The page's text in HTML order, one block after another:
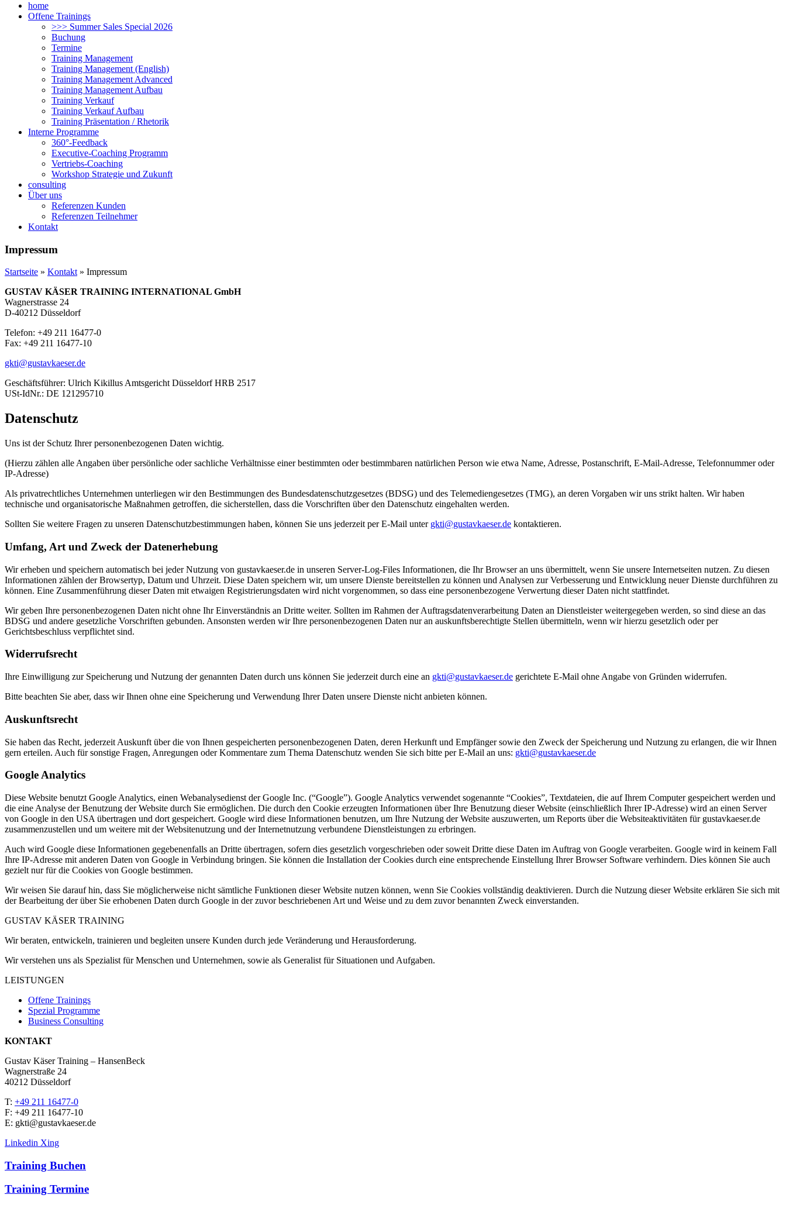
home
Offene Trainings
>>> Summer Sales Special 2026
Buchung
Termine
Training Management
Training Management (English)
Training Management Advanced
Training Management Aufbau
Training Verkauf
Training Verkauf Aufbau
Training Präsentation / Rhetorik
Interne Programme
360°-Feedback
Executive-Coaching Programm
Vertriebs-Coaching
Workshop Strategie und Zukunft
consulting
Über uns
Referenzen Kunden
Referenzen Teilnehmer
Kontakt
Impressum
Startseite » Kontakt» Impressum
GUSTAV KÄSER TRAINING INTERNATIONAL GmbH
Wagnerstrasse 24
D-40212 Düsseldorf
Telefon: +49 211 16477-0
Fax: +49 211 16477-10
gkti@gustavkaeser.de
Geschäftsführer: Ulrich Kikillus Amtsgericht Düsseldorf HRB 2517
USt-IdNr.: DE 121295710
Datenschutz
Uns ist der Schutz Ihrer personenbezogenen Daten wichtig.
(Hierzu zählen alle Angaben über persönliche oder sachliche Verhältnisse einer bestimmten oder bestimmbaren natürlichen Person wie etwa Name, Adresse, Postanschrift, E-Mail-Adresse, Telefonnummer oder
IP-Adresse)
Als privatrechtliches Unternehmen unterliegen wir den Bestimmungen des Bundesdatenschutzgesetzes (BDSG) und des Telemediengesetzes (TMG), an deren Vorgaben wir uns strikt halten. Wir haben
technische und organisatorische Maßnahmen getroffen, die sicherstellen, dass die Vorschriften über den Datenschutz eingehalten werden.
Sollten Sie weitere Fragen zu unseren Datenschutzbestimmungen haben, können Sie uns jederzeit per E-Mail unter gkti@gustavkaeser.de kontaktieren.
Umfang, Art und Zweck der Datenerhebung
Wir erheben und speichern automatisch bei jeder Nutzung von gustavkaeser.de in unseren Server-Log-Files Informationen, die Ihr Browser an uns übermittelt, wenn Sie unsere Internetseiten nutzen. Zu diesen
Informationen zählen der Browsertyp, Datum und Uhrzeit. Diese Daten speichern wir, um unsere Dienste bereitstellen zu können und Analysen zur Verbesserung und Entwicklung neuer Dienste durchführen zu
können. Eine Zusammenführung dieser Daten mit etwaigen Registrierungsdaten wird nicht vorgenommen, so dass eine personenbezogene Verwertung dieser Daten nicht stattfindet.
Wir geben Ihre personenbezogenen Daten nicht ohne Ihr Einverständnis an Dritte weiter. Sollten im Rahmen der Auftragsdatenverarbeitung Daten an Dienstleister weitergegeben werden, so sind diese an das
BDSG und andere gesetzliche Vorschriften gebunden. Ansonsten werden wir Ihre personenbezogenen Daten nur an auskunftsberechtigte Stellen übermitteln, wenn wir hierzu gesetzlich oder per
Gerichtsbeschluss verpflichtet sind.
Widerrufsrecht
Ihre Einwilligung zur Speicherung und Nutzung der genannten Daten durch uns können Sie jederzeit durch eine an gkti@gustavkaeser.de gerichtete E-Mail ohne Angabe von Gründen widerrufen.
Bitte beachten Sie aber, dass wir Ihnen ohne eine Speicherung und Verwendung Ihrer Daten unsere Dienste nicht anbieten können.
Auskunftsrecht
Sie haben das Recht, jederzeit Auskunft über die von Ihnen gespeicherten personenbezogenen Daten, deren Herkunft und Empfänger sowie den Zweck der Speicherung und Nutzung zu erlangen, die wir Ihnen
gern erteilen. Auch für sonstige Fragen, Anregungen oder Kommentare zum Thema Datenschutz wenden Sie sich bitte per E-Mail an uns: gkti@gustavkaeser.de
Google Analytics
Diese Website benutzt Google Analytics, einen Webanalysedienst der Google Inc. (“Google”). Google Analytics verwendet sogenannte “Cookies”, Textdateien, die auf Ihrem Computer gespeichert werden und
die eine Analyse der Benutzung der Website durch Sie ermöglichen. Die durch den Cookie erzeugten Informationen über Ihre Benutzung dieser Website (einschließlich Ihrer IP-Adresse) wird an einen Server
von Google in den USA übertragen und dort gespeichert. Google wird diese Informationen benutzen, um Ihre Nutzung der Website auszuwerten, um Reports über die Websiteaktivitäten für gustavkaeser.de
zusammenzustellen und um weitere mit der Websitenutzung und der Internetnutzung verbundene Dienstleistungen zu erbringen.
Auch wird Google diese Informationen gegebenenfalls an Dritte übertragen, sofern dies gesetzlich vorgeschrieben oder soweit Dritte diese Daten im Auftrag von Google verarbeiten. Google wird in keinem Fall
Ihre IP-Adresse mit anderen Daten von Google in Verbindung bringen. Sie können die Installation der Cookies durch eine entsprechende Einstellung Ihrer Browser Software verhindern. Dies können Sie auch
gezielt nur für die Cookies von Google bestimmen.
Wir weisen Sie darauf hin, dass Sie möglicherweise nicht sämtliche Funktionen dieser Website nutzen können, wenn Sie Cookies vollständig deaktivieren. Durch die Nutzung dieser Website erklären Sie sich mit
der Bearbeitung der über Sie erhobenen Daten durch Google in der zuvor beschriebenen Art und Weise und zu dem zuvor benannten Zweck einverstanden.
GUSTAV KÄSER TRAINING
Wir beraten, entwickeln, trainieren und begleiten unsere Kunden durch jede Veränderung und Herausforderung.
Wir verstehen uns als Spezialist für Menschen und Unternehmen, sowie als Generalist für Situationen und Aufgaben.
LEISTUNGEN
Offene Trainings
Spezial Programme
Business Consulting
KONTAKT
Gustav Käser Training – HansenBeck
Wagnerstraße 24
40212 Düsseldorf
T: +49 211 16477-0
F: +49 211 16477-10
E: gkti@gustavkaeser.de
Linkedin Xing
Training Buchen
Training Termine